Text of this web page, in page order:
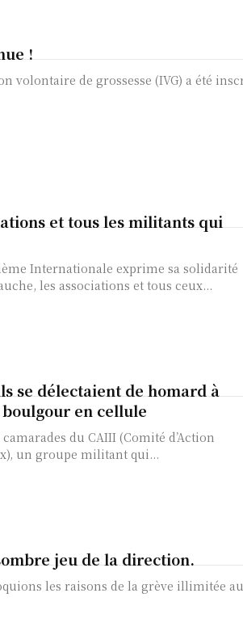
!
et tous les militants qui
les associations et tous ceux...
se délectaient de homard à
en cellule
du CAIII (Comité d’Action
un groupe militant qui...
jeu de la direction.
les raisons de la grève illimitée au